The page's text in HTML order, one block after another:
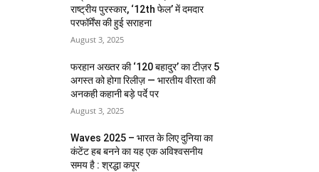
राष्ट्रीय पुरस्कार, ‘12th फेल’ में दमदार
परफॉर्मेंस की हुई सराहना
August 3, 2025
फरहान अख्तर की ‘120 बहादुर’ का टीज़र 5
अगस्त को होगा रिलीज़ — भारतीय वीरता की
अनकही कहानी बड़े पर्दे पर
August 3, 2025
Waves 2025 – भारत के लिए दुनिया का
कंटेंट हब बनने का यह एक अविश्वसनीय
समय है : श्रद्धा कपूर